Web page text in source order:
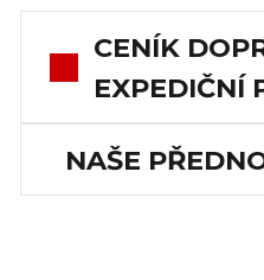
CENÍK
EXPEDIČNÍ
NAŠE